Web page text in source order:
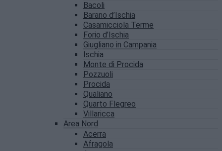
Bacoli
Barano d’Ischia
Casamicciola Terme
Forio d’Ischia
Giugliano in Campania
Ischia
Monte di Procida
Pozzuoli
Procida
Qualiano
Quarto Flegreo
Villaricca
Area Nord
Acerra
Afragola